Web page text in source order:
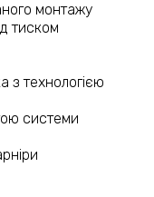
монтажу
тиском
з технологією
системи